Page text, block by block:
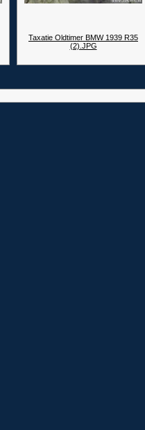
Taxatie Oldtimer BMW 1939 R35
(2).JPG